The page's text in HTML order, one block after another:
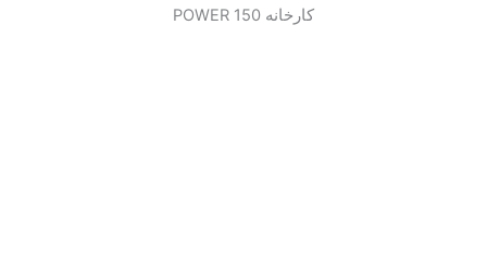
کارخانه 150 POWER